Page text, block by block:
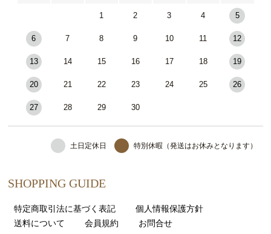
1 2 3 4 5
6 7 8 9 10 11 12
13 14 15 16 17 18 19
20 21 22 23 24 25 26
27 28 29 30
土日定休日 特別休暇（発送はお休みとなります）
SHOPPING GUIDE
特定商取引法に基づく表記
個人情報保護方針
送料について
会員規約 お問合せ